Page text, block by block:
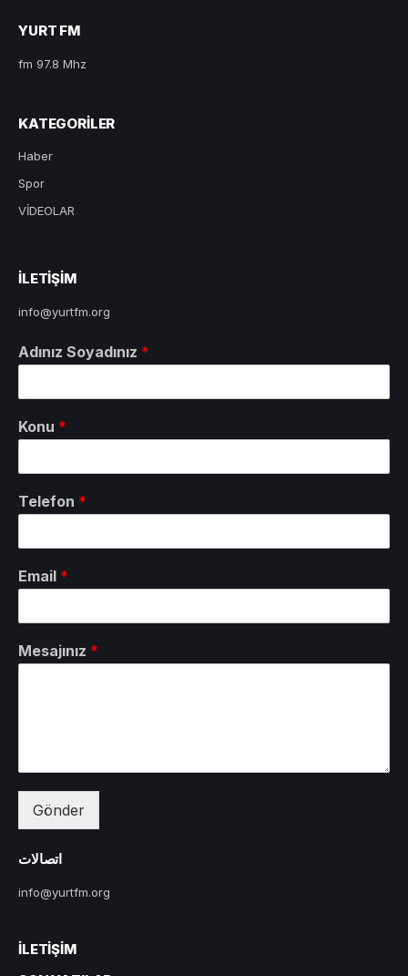
YURT FM
fm 97.8 Mhz
KATEGORILER
Haber
Spor
VİDEOLAR
ILETIŞIM
info@yurtfm.org
Adınız Soyadınız *
Konu *
Telefon *
Email *
Mesajınız *
Gönder
اتصالات
info@yurtfm.org
İLETIŞIM